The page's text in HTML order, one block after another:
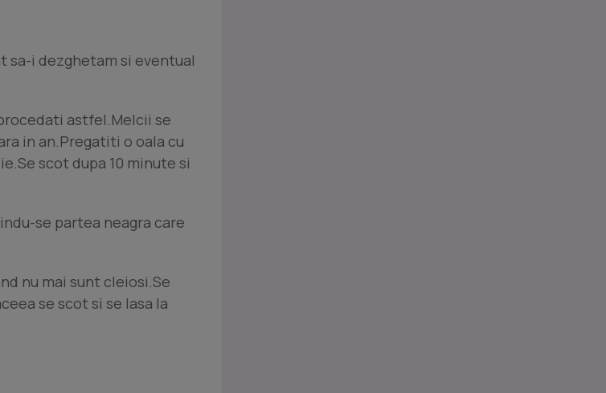
sa-i dezghetam si eventual
astfel.Melcii se
in an.Pregatiti o oala cu
scot dupa 10 minute si
se partea neagra care
nu mai sunt cleiosi.Se
se scot si se lasa la